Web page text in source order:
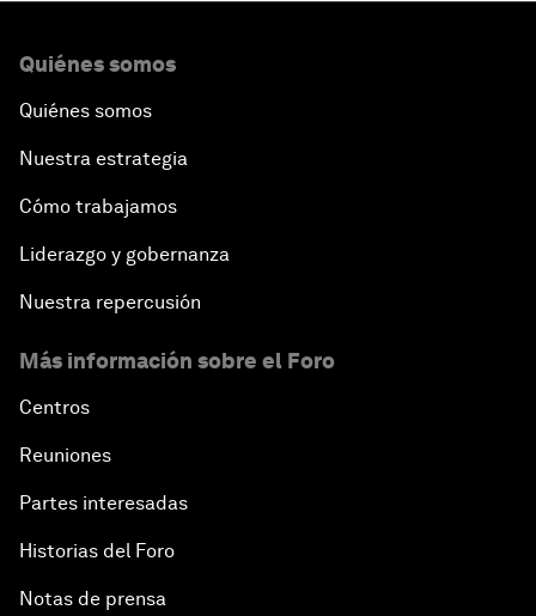
Quiénes somos
Quiénes somos
Nuestra estrategia
Cómo trabajamos
Liderazgo y gobernanza
Nuestra repercusión
Más información sobre el Foro
Centros
Reuniones
Partes interesadas
Historias del Foro
Notas de prensa